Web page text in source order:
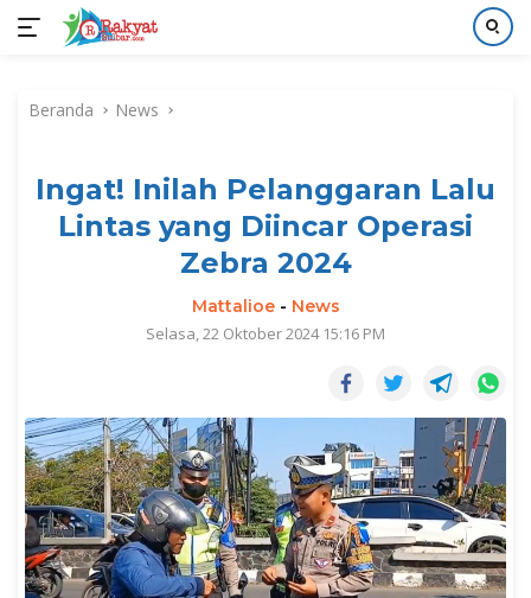
kontenBeranda News
Ingat! Inilah Pelanggaran Lalu
Lintas yang Diincar Operasi
Zebra 2024
Mattalioe- News
Selasa, 22 Oktober 2024 15:16 PM